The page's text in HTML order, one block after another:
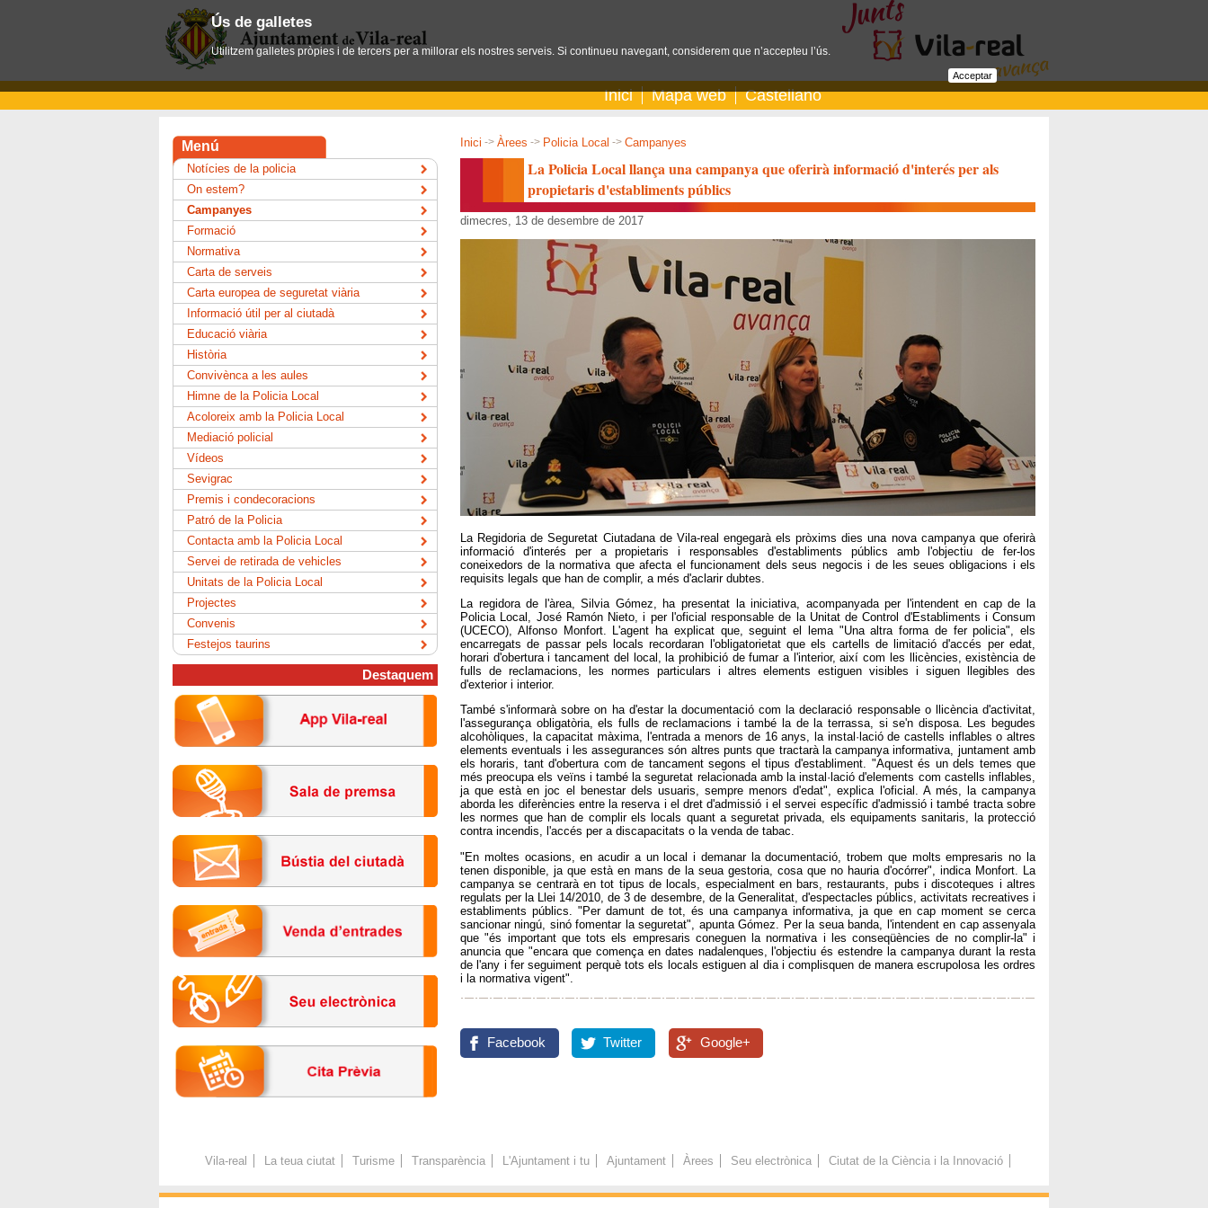
Inici Mapa web Castellano
Inici -> Àrees -> Policia Local -> Campanyes
La Policia Local llança una campanya que oferirà informació d'interés per als
propietaris d'establiments públics
dimecres, 13 de desembre de 2017
La Regidoria de Seguretat Ciutadana de Vila-real engegarà els pròxims dies una nova campanya que oferirà
informació d'interés per a propietaris i responsables d'establiments públics amb l'objectiu de fer-los
coneixedors de la normativa que afecta el funcionament dels seus negocis i de les seues obligacions i els
requisits legals que han de complir, a més d'aclarir dubtes.
La regidora de l'àrea, Silvia Gómez, ha presentat la iniciativa, acompanyada per l'intendent en cap de la
Policia Local, José Ramón Nieto, i per l'oficial responsable de la Unitat de Control d'Establiments i Consum
(UCECO), Alfonso Monfort. L'agent ha explicat que, seguint el lema "Una altra forma de fer policia", els
encarregats de passar pels locals recordaran l'obligatorietat que els cartells de limitació d'accés per edat,
horari d'obertura i tancament del local, la prohibició de fumar a l'interior, així com les llicències, existència de
fulls de reclamacions, les normes particulars i altres elements estiguen visibles i siguen llegibles des
d'exterior i interior.
També s'informarà sobre on ha d'estar la documentació com la declaració responsable o llicència d'activitat,
l'assegurança obligatòria, els fulls de reclamacions i també la de la terrassa, si se'n disposa. Les begudes
alcohòliques, la capacitat màxima, l'entrada a menors de 16 anys, la instal·lació de castells inflables o altres
elements eventuals i les assegurances són altres punts que tractarà la campanya informativa, juntament amb
els horaris, tant d'obertura com de tancament segons el tipus d'establiment. "Aquest és un dels temes que
més preocupa els veïns i també la seguretat relacionada amb la instal·lació d'elements com castells inflables,
ja que està en joc el benestar dels usuaris, sempre menors d'edat", explica l'oficial. A més, la campanya
aborda les diferències entre la reserva i el dret d'admissió i el servei específic d'admissió i també tracta sobre
les normes que han de complir els locals quant a seguretat privada, els equipaments sanitaris, la protecció
contra incendis, l'accés per a discapacitats o la venda de tabac.
"En moltes ocasions, en acudir a un local i demanar la documentació, trobem que molts empresaris no la
tenen disponible, ja que està en mans de la seua gestoria, cosa que no hauria d'ocórrer", indica Monfort. La
campanya se centrarà en tot tipus de locals, especialment en bars, restaurants, pubs i discoteques i altres
regulats per la Llei 14/2010, de 3 de desembre, de la Generalitat, d'espectacles públics, activitats recreatives i
establiments públics. "Per damunt de tot, és una campanya informativa, ja que en cap moment se cerca
sancionar ningú, sinó fomentar la seguretat", apunta Gómez. Per la seua banda, l'intendent en cap assenyala
que "és important que tots els empresaris coneguen la normativa i les conseqüències de no complir-la" i
anuncia que "encara que comença en dates nadalenques, l'objectiu és estendre la campanya durant la resta
de l'any i fer seguiment perquè tots els locals estiguen al dia i complisquen de manera escrupolosa les ordres
i la normativa vigent".
Facebook Twitter Google+
Menú
Notícies de la policia
On estem?
Campanyes
Formació
Normativa
Carta de serveis
Carta europea de seguretat viària
Informació útil per al ciutadà
Educació viària
Història
Convivènca a les aules
Himne de la Policia Local
Acoloreix amb la Policia Local
Mediació policial
Vídeos
Sevigrac
Premis i condecoracions
Patró de la Policia
Contacta amb la Policia Local
Servei de retirada de vehicles
Unitats de la Policia Local
Projectes
Convenis
Festejos taurins
Destaquem
Vila-real La teua ciutat Turisme Transparència L'Ajuntament i tu Ajuntament Àrees Seu electrònica Ciutat de la Ciència i la Innovació
Ús de galletes
Utilitzem galletes pròpies i de tercers per a millorar els nostres serveis. Si continueu navegant, considerem que n’accepteu l’ús.
Acceptar